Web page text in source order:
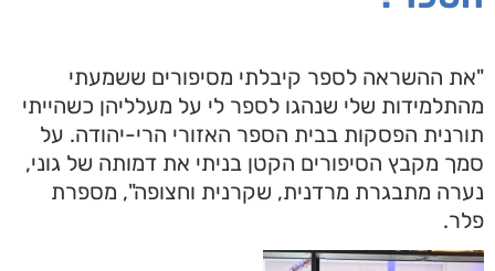
"את ההשראה לספר קיבלתי מסיפורים ששמעתי
מהתלמידות שלי שנהגו לספר לי על מעלליהן כשהייתי
תורנית הפסקות בבית הספר האזורי הרי-יהודה. על
סמך מקבץ הסיפורים הקטן בניתי את דמותה של גוני,
נערה מתבגרת מרדנית, שקרנית וחצופה", מספרת
פלר.